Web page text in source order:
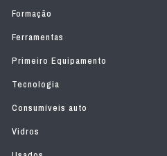
Formação
Ferramentas
Primeiro Equipamento
Tecnologia
Consumíveis auto
Vidros